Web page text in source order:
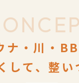
ナ・川・
して、整い